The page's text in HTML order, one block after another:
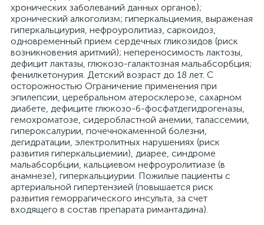
хронических заболеваний данных органов);
хронический алкоголизм; гиперкальциемия, выраженая
гиперкальциурия, нефроуролитиаз, саркоидоз,
одновременный прием сердечных гликозидов (риск
возникновения аритмий); непереносимость лактозы,
дефицит лактазы, глюкозо-галактозная мальабсорбция;
фенилкетонурия. Детский возраст до 18 лет. С
осторожностью Ограничение применения при
эпилепсии, церебральном атеросклерозе, сахарном
диабете, дефиците глюкозо-6-фосфатдегидрогеназы,
гемохроматозе, сидеробластной анемии, талассемии,
гипероксалурии, почечнокаменной болезни,
дегидратации, электролитных нарушениях (риск
развития гиперкальциемии), диарее, синдроме
мальабсорбции, кальциевом нефроуролитиазе (в
анамнезе), гиперкальциурии. Пожилые пациенты с
артериальной гипертензией (повышается риск
развития геморрагического инсульта, за счет
входящего в состав препарата римантадина).